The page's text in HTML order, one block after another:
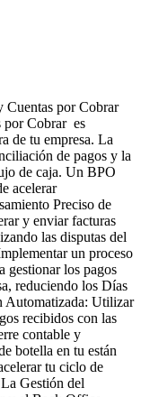
Cuentas por Cobrar
por Cobrar es
de tu empresa. La
de pagos y la
de caja. Un BPO
acelerar
Preciso de
y enviar facturas
las disputas del
un proceso
gestionar los pagos
reduciendo los Días
Automatizada: Utilizar
recibidos con las
contable y
botella en tu están
tu ciclo de
Gestión del